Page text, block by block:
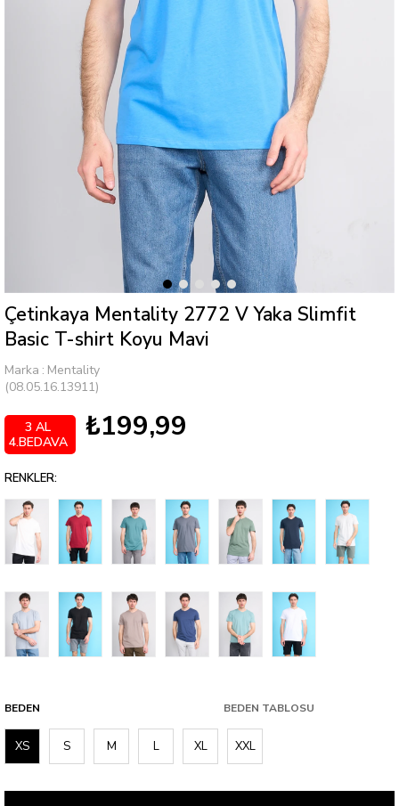
Çetinkaya Mentality 2772 V Yaka Slimfit
Basic T-shirt Koyu Mavi
Marka : Mentality
(08.05.16.13911)
₺199,99
3 AL
4.BEDAVA
RENKLER:
BEDEN BEDEN TABLOSU
XS S M L XL XXL